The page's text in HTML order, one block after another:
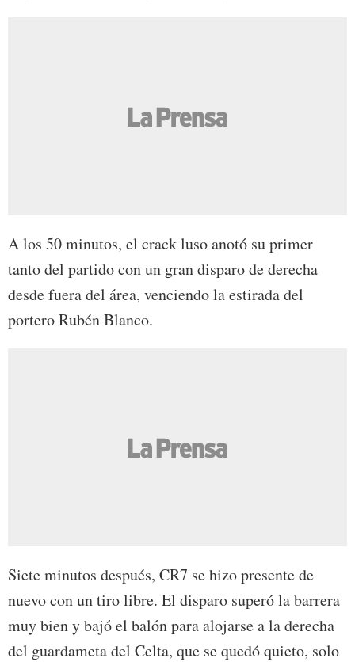
A los 50 minutos, el crack luso anotó su primer
tanto del partido con un gran disparo de derecha
desde fuera del área, venciendo la estirada del
portero Rubén Blanco.
Siete minutos después, CR7 se hizo presente de
nuevo con un tiro libre. El disparo superó la barrera
muy bien y bajó el balón para alojarse a la derecha
del guardameta del Celta, que se quedó quieto, solo